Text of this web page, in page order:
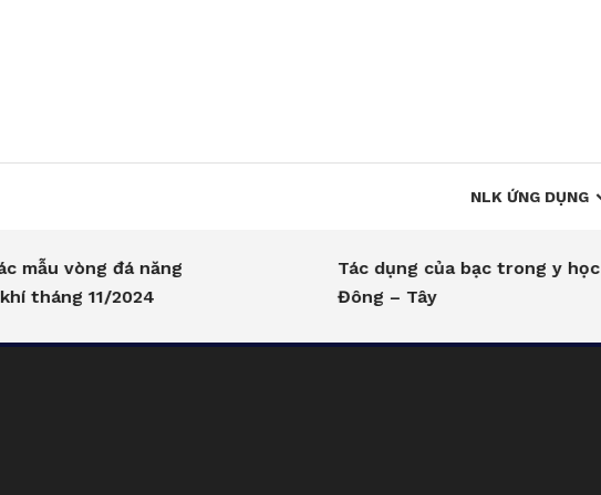
NLK ỨNG DỤNG
vòng đá năng
11/2024
Tác dụng của bạc trong y học
Đông – Tây